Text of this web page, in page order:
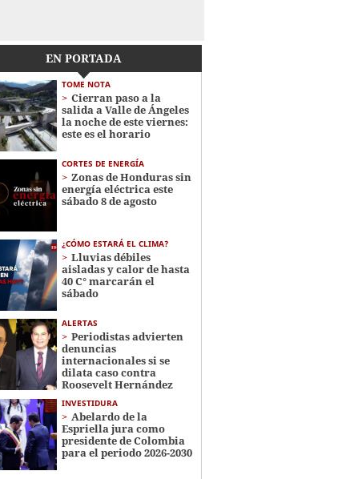
EN PORTADA
TOME NOTA
Cierran paso a la
salida a Valle de Ángeles
la noche de este viernes:
este es el horario
CORTES DE ENERGÍA
Zonas de Honduras sin
energía eléctrica este
sábado 8 de agosto
¿CÓMO ESTARÁ EL CLIMA?
Lluvias débiles
aisladas y calor de hasta
40 C° marcarán el
sábado
ALERTAS
Periodistas advierten
denuncias
internacionales si se
dilata caso contra
Roosevelt Hernández
INVESTIDURA
Abelardo de la
Espriella jura como
presidente de Colombia
para el periodo 2026-2030